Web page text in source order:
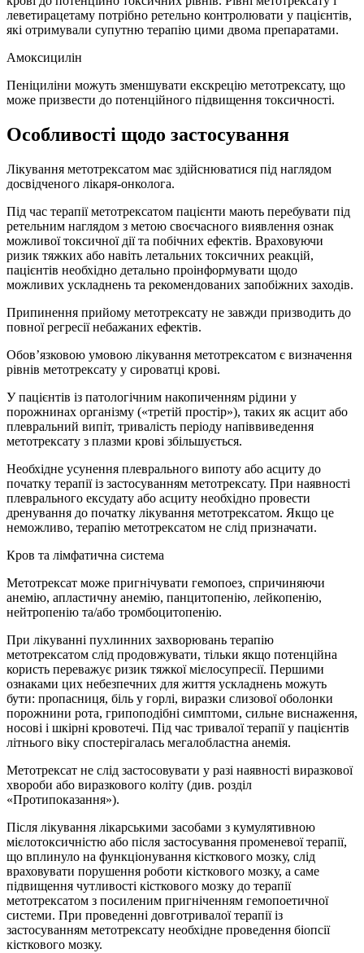
леветирацетаму потрібно ретельно контролювати у пацієнтів,
які отримували супутню терапію цими двома препаратами.
Амоксицилін
Пеніциліни можуть зменшувати екскрецію метотрексату, що
може призвести до потенційного підвищення токсичності.
Особливості щодо застосування
Лікування метотрексатом має здійснюватися під наглядом
досвідченого лікаря-онколога.
Під час терапії метотрексатом пацієнти мають перебувати під
ретельним наглядом з метою своєчасного виявлення ознак
можливої токсичної дії та побічних ефектів. Враховуючи
ризик тяжких або навіть летальних токсичних реакцій,
пацієнтів необхідно детально проінформувати щодо
можливих ускладнень та рекомендованих запобіжних заходів.
Припинення прийому метотрексату не завжди призводить до
повної регресії небажаних ефектів.
Обов’язковою умовою лікування метотрексатом є визначення
рівнів метотрексату у сироватці крові.
У пацієнтів із патологічним накопиченням рідини у
порожнинах організму («третій простір»), таких як асцит або
плевральний випіт, тривалість періоду напіввиведення
метотрексату з плазми крові збільшується.
Необхідне усунення плеврального випоту або асциту до
початку терапії із застосуванням метотрексату. При наявності
плеврального ексудату або асциту необхідно провести
дренування до початку лікування метотрексатом. Якщо це
неможливо, терапію метотрексатом не слід призначати.
Кров та лімфатична система
Метотрексат може пригнічувати гемопоез, спричиняючи
анемію, апластичну анемію, панцитопенію, лейкопенію,
нейтропенію та/або тромбоцитопенію.
При лікуванні пухлинних захворювань терапію
метотрексатом слід продовжувати, тільки якщо потенційна
користь переважує ризик тяжкої мієлосупресії. Першими
ознаками цих небезпечних для життя ускладнень можуть
бути: пропасниця, біль у горлі, виразки слизової оболонки
порожнини рота, грипоподібні симптоми, сильне виснаження,
носові і шкірні кровотечі. Під час тривалої терапії у пацієнтів
літнього віку спостерігалась мегалобластна анемія.
Метотрексат не слід застосовувати у разі наявності виразкової
хвороби або виразкового коліту (див. розділ
«Протипоказання»).
Після лікування лікарськими засобами з кумулятивною
мієлотоксичністю або після застосування променевої терапії,
що вплинуло на функціонування кісткового мозку, слід
враховувати порушення роботи кісткового мозку, а саме
підвищення чутливості кісткового мозку до терапії
метотрексатом з посиленим пригніченням гемопоетичної
системи. При проведенні довготривалої терапії із
застосуванням метотрексату необхідне проведення біопсії
кісткового мозку.